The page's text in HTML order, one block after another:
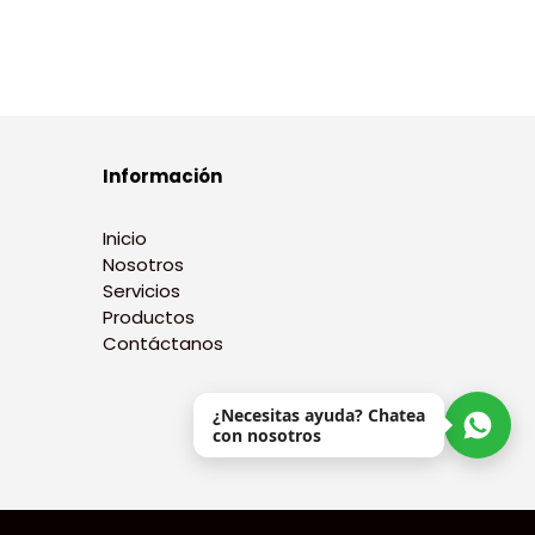
Información
Inicio
Nosotros
Servicios
Productos
Contáctanos
¿Necesitas ayuda? Chatea
con nosotros